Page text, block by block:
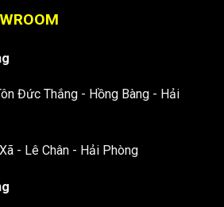
Đức Thắng - Hồng Bàng - Hải
- Lê Chân - Hải Phòng